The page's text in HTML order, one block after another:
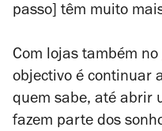
passo] têm muito
Com lojas também no
objectivo é continuar
quem sabe, até abrir
fazem parte dos